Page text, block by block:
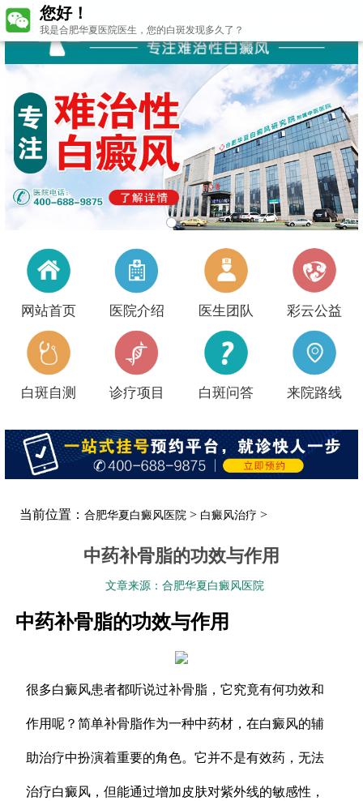
网站首页 医院介绍 医生团队 彩云公益
白斑自测 诊疗项目 白斑问答 来院路线
当前位置：合肥华夏白癜风医院 > 白癜风治疗 >
中药补骨脂的功效与作用
文章来源：合肥华夏白癜风医院
中药补骨脂的功效与作用
很多白癜风患者都听说过补骨脂，它究竟有何功效和
作用呢？简单补骨脂作为一种中药材，在白癜风的辅
助治疗中扮演着重要的角色。它并不是有效药，无法
治疗白癜风，但能通过增加皮肤对紫外线的敏感性，
您好！
我是合肥华夏医院医生，您的白斑发现多久了？